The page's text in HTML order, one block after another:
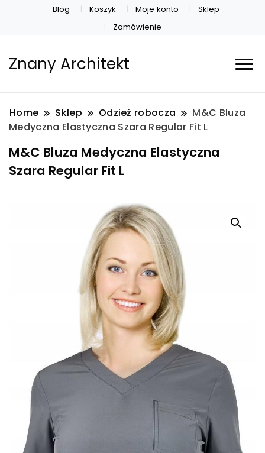
Blog Koszyk Moje konto
Sklep
Zamówienie
Znany Architekt
Home Sklep Odzież robocza
M&C Bluza
Medyczna Elastyczna Szara Regular Fit L
M&C Bluza Medyczna Elastyczna
Szara Regular Fit L